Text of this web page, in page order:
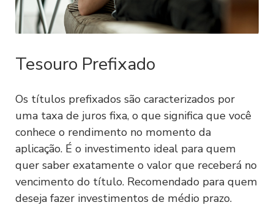
dados ao Sofisa, o Sofisa poderá realizar
o tratamento de tais dados conforme
responsável pela qualidade e veracidade
dos dados fornecidos ao Sofisa na
realização do seu cadastro, cotação,
contratação e execução de eventuais
produtos ou serviços, seja no
fornecimento de tais dados, seja na
confirmação desses dados ao Sofisa. O
Sofisa não possui qualquer
Tesouro Prefixado
Os títulos prefixados são caracterizados por
uma taxa de juros fixa, o que significa que você
conhece o rendimento no momento da
aplicação. É o investimento ideal para quem
quer saber exatamente o valor que receberá no
vencimento do título. Recomendado para quem
deseja fazer investimentos de médio prazo.